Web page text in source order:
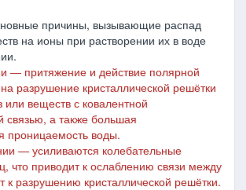
причины, вызывающие распад
на ионы при растворении их в воде
― притяжение и действие полярной
разрушение кристаллической решётки
веществ с ковалентной
связью, а также большая
проницаемость воды.
― усиливаются колебательные
что приводит к ослаблению связи между
к разрушению кристаллической решётки.